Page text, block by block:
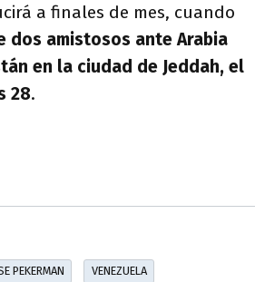
a finales de mes, cuando
dos amistosos ante Arabia
en la ciudad de Jeddah, el
28.
PEKERMAN VENEZUELA